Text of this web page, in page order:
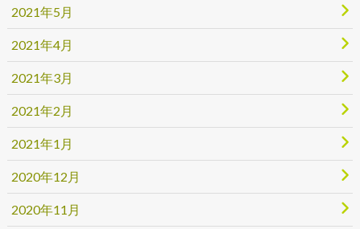
2021年5月
2021年4月
2021年3月
2021年2月
2021年1月
2020年12月
2020年11月